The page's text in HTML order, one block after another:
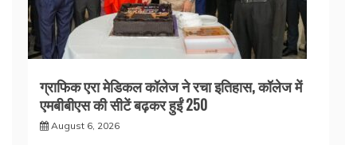
ग्राफिक एरा मेडिकल कॉलेज ने रचा इतिहास, कॉलेज में
एमबीबीएस की सीटें बढ़कर हुईं 250
August 6, 2026